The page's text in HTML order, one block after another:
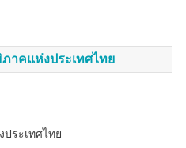
คแห่งประเทศไทย
ระเทศไทย